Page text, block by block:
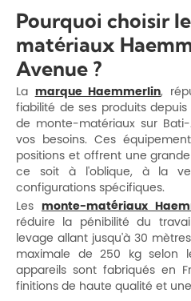
Pourquoi choisir
matériaux
Avenue ?
La marque Haemmerlin,
fiabilité de ses produits
de monte-matériaux sur
vos besoins. Ces
positions et offrent une
ce soit à l'oblique, à la
configurations spécifiques.
Les monte-matériaux
réduire la pénibilité du
levage allant jusqu'à 30
maximale de 250 kg selon
appareils sont fabriqués en
finitions de haute qualité et